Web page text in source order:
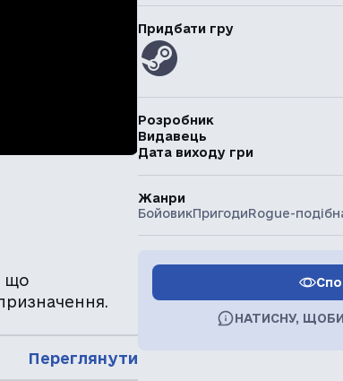
що
Переглянути
Придбати гру
Розробник
Видавець
Дата виходу гри
Жанри
БойовикПригодиRogue-
НАТИСНУ,